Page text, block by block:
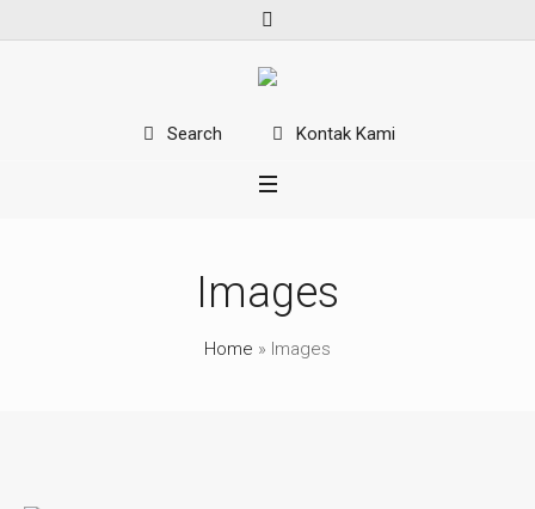
Search Kontak Kami
Images
Home » Images